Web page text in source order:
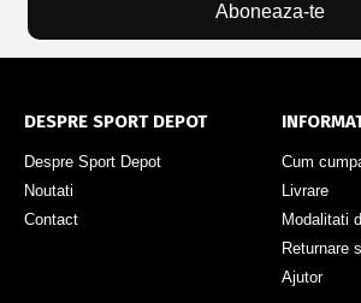
Aboneaza-te
DESPRE SPORT DEPOT
Despre Sport Depot
Noutati
Contact
Cum
Livrare
Modalitati
Returnare
Ajutor